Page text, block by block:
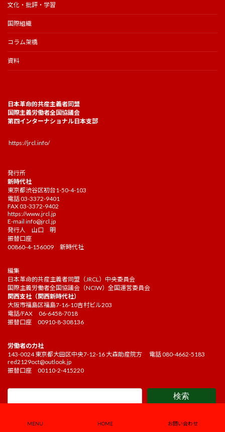
文化・批評・学習
国際組織
コラム架橋
資料
日本革命的共産主義者同盟
国際主義労働者全国協議会
第四インターナショナル日本支部
https://jrcl.info/
発行所
新時代社
東京都渋谷区初台1-50-4-103
電話 03-3372-9401
FAX 03-3372-9402
https://www.jrcl.jp
E-mail info@jrcl.jp
発行人 山口 明
振替口座
00860-4-156009 新時代社
編集
日本革命的共産主義者同盟（JRCL）中央委員会
国際主義労働者全国協議会（NCIW）全国運営委員会
関西支社（関西新時代社）
大阪市福島区福島7-16-10吉村ビル203
電話/FAX 06-6458-7018
振替口座 00910-8-308136
労働者の力社
143-0024 東京都大田区中央7-12-16 大森助産院方 電話 080-4662-5183
red2129oct@outlook.jp
振替口座 00110-2-415220
検索
MENU HOME お問い合わせ